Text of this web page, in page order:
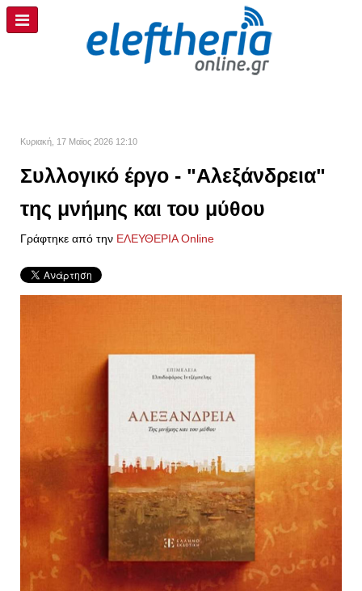
Κυριακή, 17 Μαϊος 2026 12:10
Συλλογικό έργο - "Αλεξάνδρεια"
της μνήμης και του μύθου
Γράφτηκε από την ΕΛΕΥΘΕΡΙΑ Online